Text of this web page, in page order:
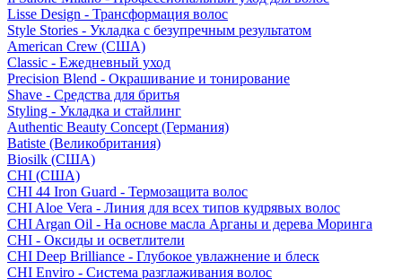
Lisse Design - Трансформация волос
Style Stories - Укладка с безупречным результатом
American Crew (США)
Classic - Ежедневный уход
Precision Blend - Окрашивание и тонирование
Shave - Средства для бритья
Styling - Укладка и стайлинг
Authentic Beauty Concept (Германия)
Batiste (Великобритания)
Biosilk (США)
CHI (США)
CHI 44 Iron Guard - Термозащита волос
CHI Aloe Vera - Линия для всех типов кудрявых волос
CHI Argan Oil - На основе масла Арганы и дерева Моринга
CHI - Оксиды и осветлители
CHI Deep Brilliance - Глубокое увлажнение и блеск
CHI Enviro - Система разглаживания волос